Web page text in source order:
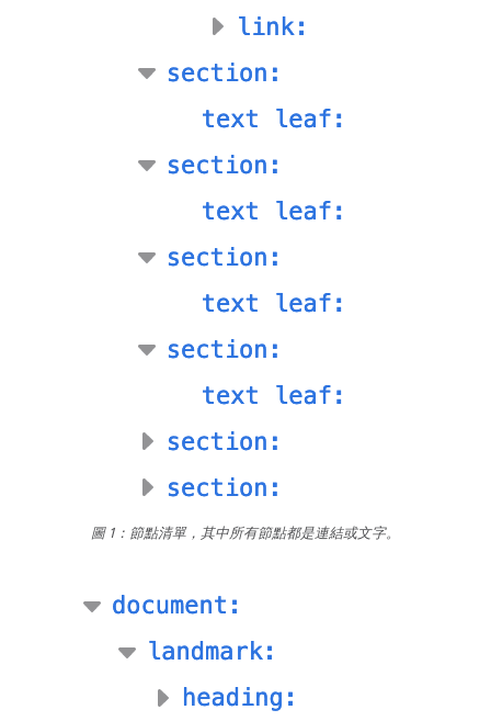
圖 1：節點清單，其中所有節點都是連結或文字。